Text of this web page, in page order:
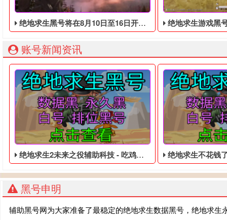
绝地求生黑号将在8月10日至16日开启免费试玩 绝地求生游戏黑号：如果卡超广角视
账号新闻资讯
绝地求生2未来之役辅助科技 - 吃鸡便宜的四无白号 绝地求生不花钱了吗
黑号申明
辅助黑号网为大家准备了最稳定的绝地求生数据黑号，绝地求